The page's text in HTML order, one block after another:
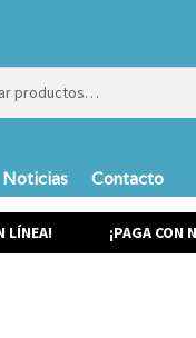
Noticias Contacto
LÍNEA! ¡PAGA CON